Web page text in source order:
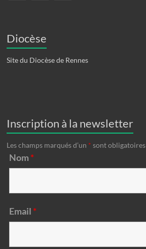
Diocèse
Site du Diocèse de Rennes
Inscription à la newsletter
Les champs marqués d’un * sont obligatoires
Nom *
Email *